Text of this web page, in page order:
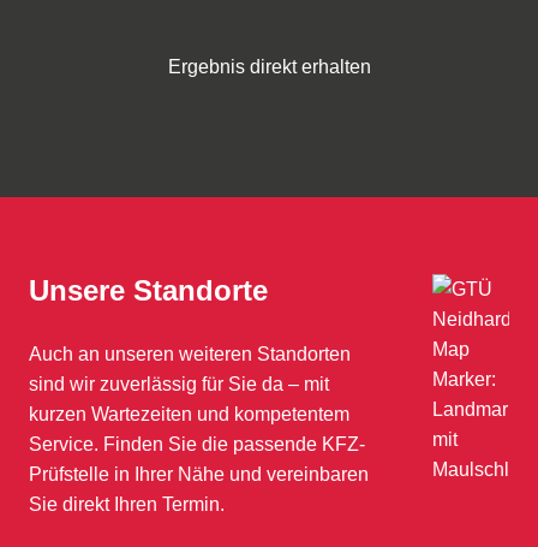
Ergebnis direkt erhalten
Unsere Standorte
Auch an unseren weiteren Standorten
sind wir zuverlässig für Sie da – mit
kurzen Wartezeiten und kompetentem
Service. Finden Sie die passende KFZ-
Prüfstelle in Ihrer Nähe und vereinbaren
Sie direkt Ihren Termin.